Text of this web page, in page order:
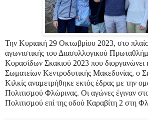
Την Κυριακή 29 Οκτωβρίου 2023, στο
αγωνιστικής του Διασυλλογικού
Κορασίδων Σκακιού 2023 που
Σωματείων Κεντροδυτικής Μακεδονίας, ο
Κιλκίς αναμετρήθηκε εκτός έδρας με την
Πολιτισμού Φλώρινας. Οι αγώνες έγιναν
Πολιτισμού επί της οδού Καραβίτη 2 στη